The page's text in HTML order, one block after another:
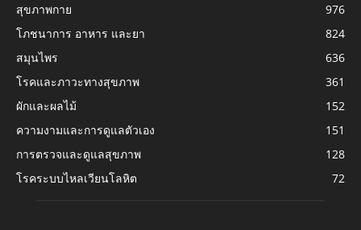
สุขภาพกาย
976
โภชนาการ อาหาร และยา
824
สมุนไพร
636
โรคและภาวะทางสุขภาพ
361
ผักและผลไม้
152
ความงามและการดูแลตัวเอง
151
การตรวจและดูแลสุขภาพ
128
โรคระบบไหลเวียนโลหิต
72